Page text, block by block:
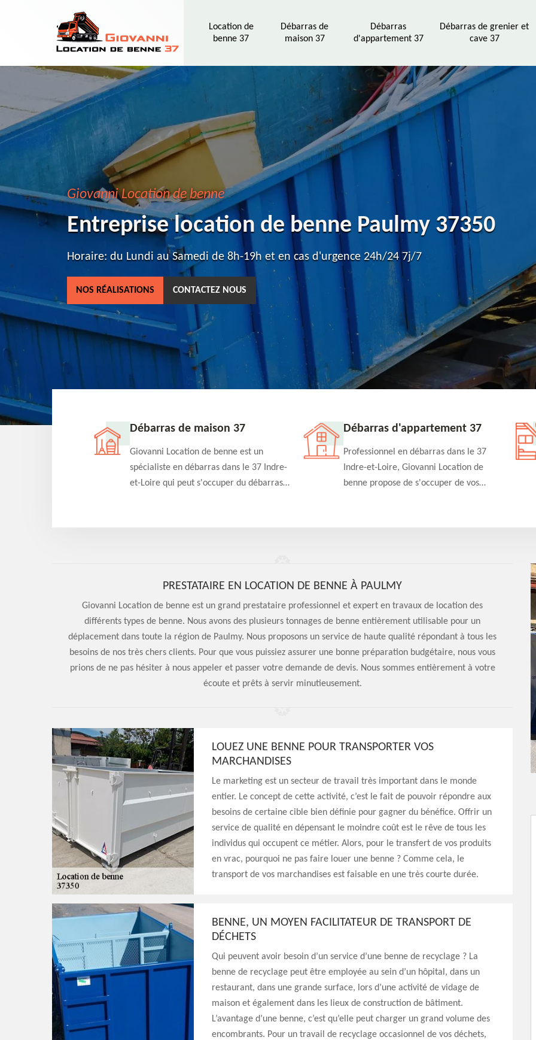
Location de
benne 37
Débarras de
maison 37
Débarras
d'appartement 37
Débarras de grenier et
cave 37
Giovanni Location de benne
Entreprise location de benne Paulmy 37350
Horaire: du Lundi au Samedi de 8h-19h et en cas d'urgence 24h/24 7j/7
NOS RÉALISATIONS CONTACTEZ NOUS
37 Débarras de maison 37
Giovanni Location de benne est un
spécialiste en débarras dans le 37 Indre-
et-Loire qui peut s'occuper du débarras
et efficace
Débarras d'appartement 37
Professionnel en débarras dans le 37
Indre-et-Loire, Giovanni Location de
benne propose de s'occuper de vos
qualité en toute circonstance
PRESTATAIRE EN LOCATION DE BENNE À PAULMY
Giovanni Location de benne est un grand prestataire professionnel et expert en travaux de location des
différents types de benne. Nous avons des plusieurs tonnages de benne entièrement utilisable pour un
déplacement dans toute la région de Paulmy. Nous proposons un service de haute qualité répondant à tous les
besoins de nos très chers clients. Pour que vous puissiez assurer une bonne préparation budgétaire, nous vous
prions de ne pas hésiter à nous appeler et passer votre demande de devis. Nous sommes entièrement à votre
écoute et prêts à servir minutieusement.
LOUEZ UNE BENNE POUR TRANSPORTER VOS
MARCHANDISES
Le marketing est un secteur de travail très important dans le monde
entier. Le concept de cette activité, c’est le fait de pouvoir répondre aux
besoins de certaine cible bien définie pour gagner du bénéfice. Offrir un
service de qualité en dépensant le moindre coût est le rêve de tous les
individus qui occupent ce métier. Alors, pour le transfert de vos produits
en vrac, pourquoi ne pas faire louer une benne ? Comme cela, le
transport de vos marchandises est faisable en une très courte durée.
BENNE, UN MOYEN FACILITATEUR DE TRANSPORT DE
DÉCHETS
Qui peuvent avoir besoin d’un service d’une benne de recyclage ? La
benne de recyclage peut être employée au sein d’un hôpital, dans un
restaurant, dans une grande surface, lors d’une activité de vidage de
maison et également dans les lieux de construction de bâtiment.
L’avantage d’une benne, c’est qu’elle peut charger un grand volume des
encombrants. Pour un travail de recyclage occasionnel de vos déchets,